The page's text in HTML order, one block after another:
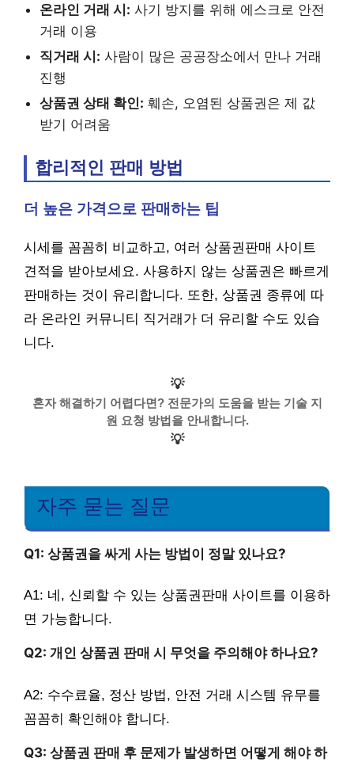
온라인 거래 시: 사기 방지를 위해 에스크로 안전
거래 이용
직거래 시: 사람이 많은 공공장소에서 만나 거래
진행
상품권 상태 확인: 훼손, 오염된 상품권은 제 값
받기 어려움
합리적인 판매 방법
더 높은 가격으로 판매하는 팁
시세를 꼼꼼히 비교하고, 여러 상품권판매 사이트
견적을 받아보세요. 사용하지 않는 상품권은 빠르게
판매하는 것이 유리합니다. 또한, 상품권 종류에 따
라 온라인 커뮤니티 직거래가 더 유리할 수도 있습
니다.
💡
혼자 해결하기 어렵다면? 전문가의 도움을 받는 기술 지
원 요청 방법을 안내합니다.
💡
자주 묻는 질문
Q1: 상품권을 싸게 사는 방법이 정말 있나요?
A1: 네, 신뢰할 수 있는 상품권판매 사이트를 이용하
면 가능합니다.
Q2: 개인 상품권 판매 시 무엇을 주의해야 하나요?
A2: 수수료율, 정산 방법, 안전 거래 시스템 유무를
꼼꼼히 확인해야 합니다.
Q3: 상품권 판매 후 문제가 발생하면 어떻게 해야 하